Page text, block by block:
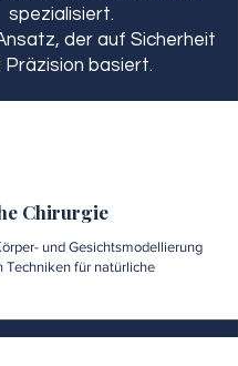
spezialisiert.
der auf Sicherheit
Präzision basiert.
Chirurgie
und Gesichtsmodellierung
Techniken für natürliche